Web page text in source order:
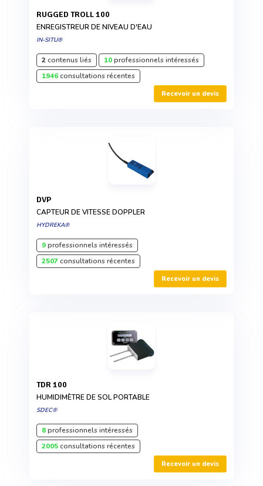
RUGGED TROLL 100
ENREGISTREUR DE NIVEAU D'EAU
IN-SITU®
2contenus liés 10professionnels intéressés
1946consultations récentes
Recevoir un devis
DVP
CAPTEUR DE VITESSE DOPPLER
HYDREKA®
9professionnels intéressés
2507consultations récentes
Recevoir un devis
TDR 100
HUMIDIMÈTRE DE SOL PORTABLE
SDEC®
8professionnels intéressés
2005consultations récentes
Recevoir un devis